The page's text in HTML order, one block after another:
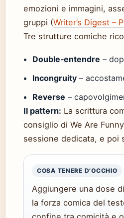
emozioni e immagini,
gruppi (Writer’s Digest –
Tre strutture comiche
Double‑entendre –
Incongruity –
Reverse –
Il pattern: La scrittura
consiglio di We Are
sessione dedicata, e poi
COSA TENERE D’OCCHIO
Aggiungere una dose
la forza comica del